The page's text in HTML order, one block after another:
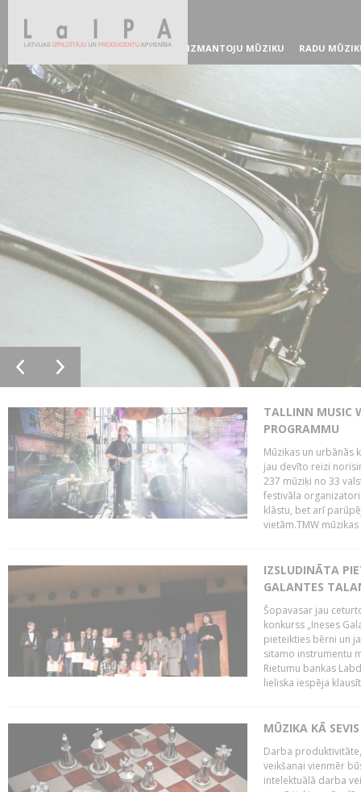
IZMANTOJU MŪZIKU RADU
TALLINN MUSIC
PROGRAMMU
Mūzikas un urbānās
jau devīto reizi
237 mūziķi no 33
festivāla
klāstu, bet arī
vietām.TMW
IZSLUDINĀTA
GALANTES
Šopavasar jau
konkurss „Ineses
pieteikties bērni un
sitamo instrumentu
Rietumu bankas
lieliska iespēja
MŪZIKA KĀ
Darba
veikšanai vienmēr
intelektuālā darba